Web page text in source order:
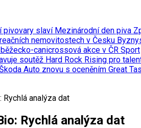
pivovary slaví Mezinárodní den piva
nemovitostech v Česku
canicrossová akce v ČR Sport
soutěž Hard Rock Rising pro
Auto znovu s oceněním Great
Rychlá analýza dat
Rychlá analýza dat